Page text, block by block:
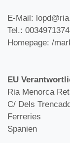
E-Mail:
Tel.:
Homepage: /
EU
Ria Menorca
C/ Dels
Ferreries
Spanien